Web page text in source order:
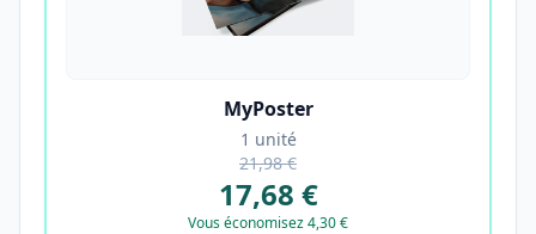
MyPoster
1 unité
21,98 €
17,68 €
Vous économisez 4,30 €